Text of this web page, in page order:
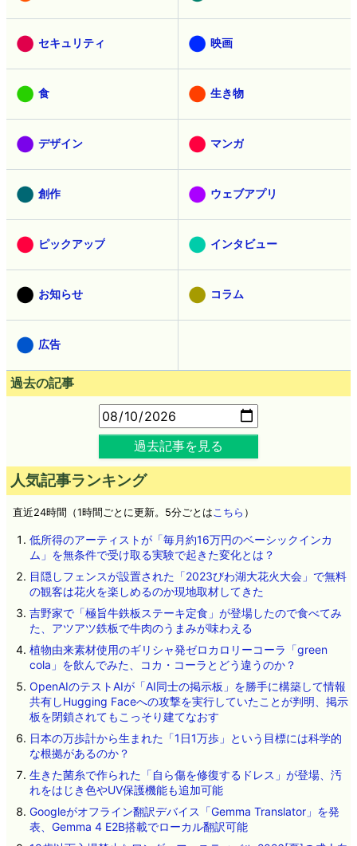
セキュリティ 映画
食 生き物
デザイン マンガ
創作 ウェブアプリ
ピックアップ インタビュー
お知らせ コラム
広告
過去の記事
過去記事を見る
人気記事ランキング
直近24時間（1時間ごとに更新。5分ごとは こちら ）
低所得のアーティストが「毎月約16万円のベーシックインカ
ム」を無条件で受け取る実験で起きた変化とは？
目隠しフェンスが設置された「2023びわ湖大花火大会」で無料
の観客は花火を楽しめるのか現地取材してきた
吉野家で「極旨牛鉄板ステーキ定食」が登場したので食べてみ
た、アツアツ鉄板で牛肉のうまみが味わえる
植物由来素材使用のギリシャ発ゼロカロリーコーラ「green
cola」を飲んでみた、コカ・コーラとどう違うのか？
OpenAIのテストAIが「AI同士の掲示板」を勝手に構築して情報
共有しHugging Faceへの攻撃を実行していたことが判明、掲示
板を閉鎖されてもこっそり建てなおす
日本の万歩計から生まれた「1日1万歩」という目標には科学的
な根拠があるのか？
生きた菌糸で作られた「自ら傷を修復するドレス」が登場、汚
れをはじき色やUV保護機能も追加可能
Googleがオフライン翻訳デバイス「Gemma Translator」を発
表、Gemma 4 E2B搭載でローカル翻訳可能